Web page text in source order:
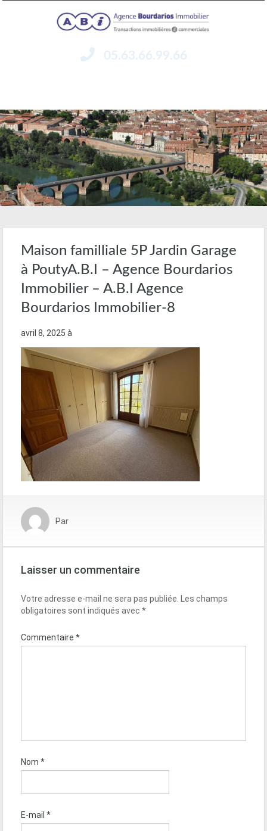
05.63.66.99.66
Maison familliale 5P Jardin Garage
à PoutyA.B.I – Agence Bourdarios
Immobilier – A.B.I Agence
Bourdarios Immobilier-8
avril 8, 2025 à
Par
Laisser un commentaire
Votre adresse e-mail ne sera pas publiée.
Les champs
obligatoires sont indiqués avec *
Commentaire *
Nom *
E-mail *